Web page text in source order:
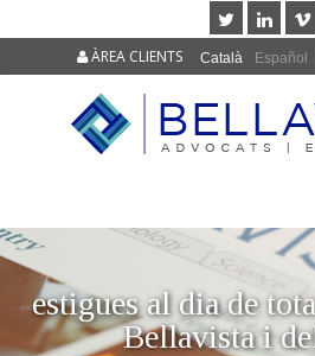
Català Español
ÀREA CLIENTS
estigues al dia de
Bellavista i